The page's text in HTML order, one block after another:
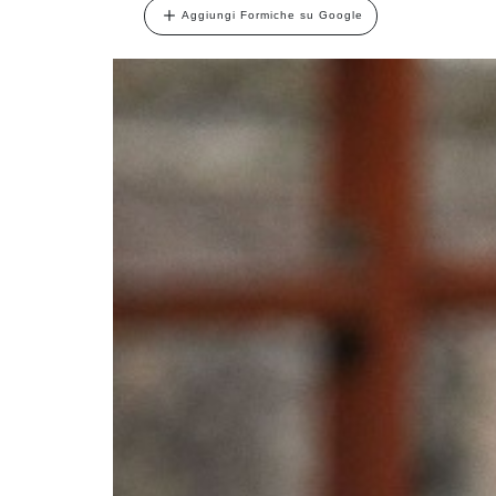
Aggiungi Formiche su Google